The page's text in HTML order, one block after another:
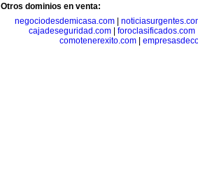
Otros dominios en venta:
negociodesdemicasa.com
cajadeseguridad.com
foroclasificados.com
comotenerexito.com|